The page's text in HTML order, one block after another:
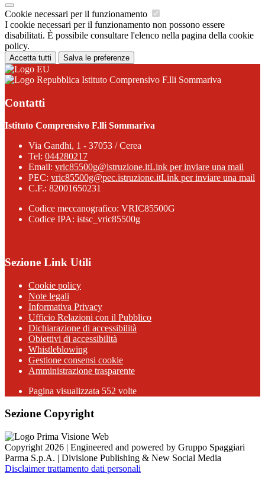
Cookie necessari per il funzionamento
I cookie necessari per il funzionamento non possono essere
disabilitati. È possibile consultare l'elenco nella pagina della cookie
policy.
Accetta tutti Salva le preferenze
Istituto Comprensivo F.lli Sommariva
Contatti
Istituto Comprensivo F.lli Sommariva
Via Gandhi, 1 - 37053 / Cerea
Tel: 044280217
Email: vric85500g@istruzione.itLink per inviare una mail
PEC: vric85500g@pec.istruzione.itLink per inviare una mail
C.F.: 82001650231
Codice meccanografico: VRIC85500G
Codice IPA: istsc_vric85500g
Sezione Link Utili
Cookie policy
Note legali
Informativa Privacy
Ufficio Relazioni con il Pubblico
Dichiarazione di accessibilità
Obiettivi di accessibilità
Whistleblowing
Gestione consensi cookie
Amministrazione trasparente
Pagina visualizzata 552 volte
Sezione Copyright
Copyright 2026 | Engineered and powered by Gruppo Spaggiari
Parma S.p.A. | Divisione Publishing & New Social Media
Disclaimer trattamento dati personali